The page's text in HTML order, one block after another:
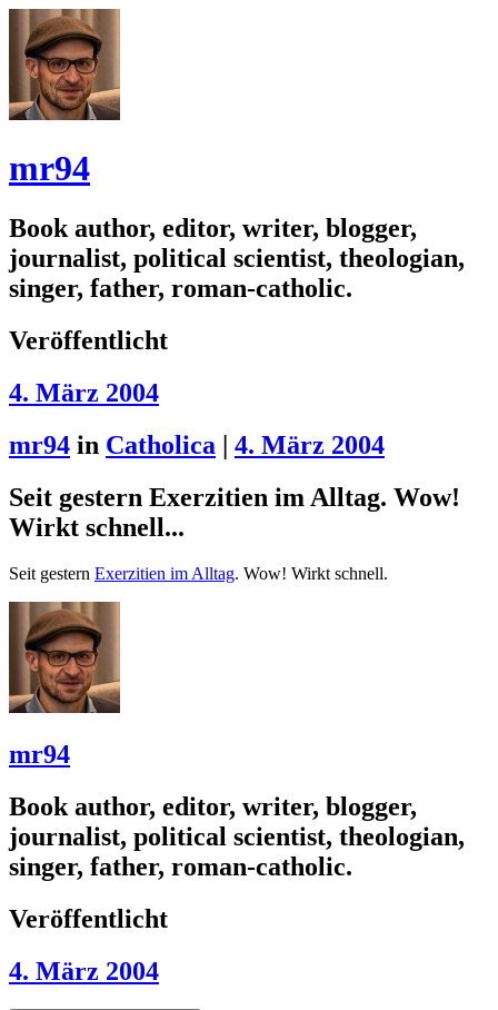
mr94
Book author, editor, writer, blogger,
journalist, political scientist, theologian,
singer, father, roman-catholic.
Veröffentlicht
4. März 2004
mr94 in Catholica | 4. März 2004
Seit gestern Exerzitien im Alltag. Wow!
Wirkt schnell...
Seit gestern Exerzitien im Alltag. Wow! Wirkt schnell.
mr94
Book author, editor, writer, blogger,
journalist, political scientist, theologian,
singer, father, roman-catholic.
Veröffentlicht
4. März 2004